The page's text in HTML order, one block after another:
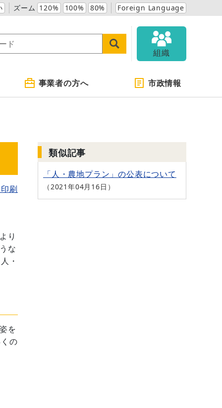
ズーム 120% 100% 80% Foreign Language
組織
事業者の方へ 市政情報
刷
り
な
・
を
の
類似記事
「人・農地プラン」の公表について
2021年04月16日